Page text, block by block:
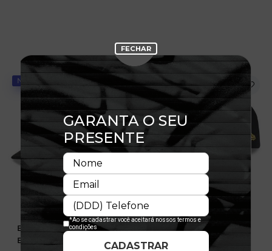
NOVIDADE
Boné 9FIFTY Pré-Curved
Buffalo Braves Suede
NOVIDADE
Boné 9FORTY A-Frame
Pittsburgh Pirates